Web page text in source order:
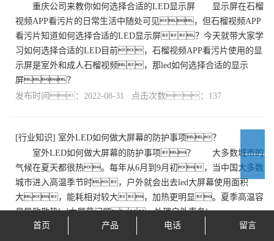
重庆公司来教你如何选择合适的LED显示屏 显示屏在石榴
视频APP看污片的日常生活中随处可见，但石榴视频APP
看污片知道如何选择合适的LED显示屏？今天就带大家学
习如何选择合适的LED目前，石榴视频APP看污片使用的显
示屏是室外和成人石榴视频，那led如何选择合适的显示
屏？
发布时间：2022-08-31 点击次数：137
[行业知识] 室外LED如何做大屏幕的防护事项？
室外LED如何做大屏幕的防护事项？ 大多数城市的
气候在夏天都很热。每年从6月到9月初，当中国大多数
城市进入高温季节时，户外就会出去led大屏幕使用面积
大，能耗相对较大，加热更明显。夏季高温容
易导致散热led大屏幕问题。处理户外事务le
发布时间：2022-08-25 点击次数：103
首页 产品 电话 留言